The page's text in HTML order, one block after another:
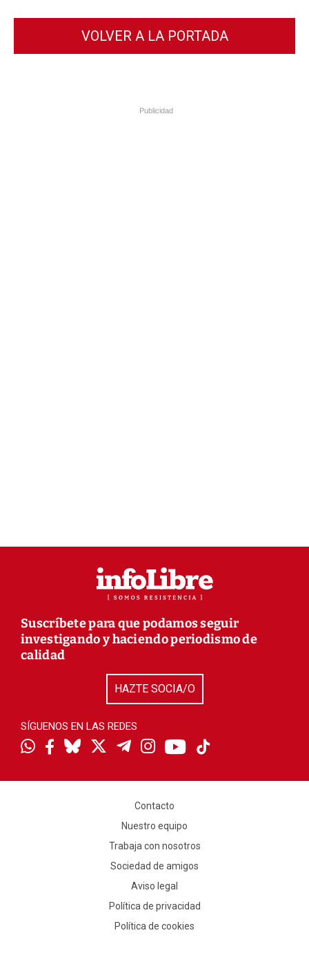
VOLVER A LA PORTADA
Publicidad
Suscríbete para que podamos seguir
investigando y haciendo periodismo de
calidad
HAZTE SOCIA/O
SÍGUENOS EN LAS REDES
Contacto
Nuestro equipo
Trabaja con nosotros
Sociedad de amigos
Aviso legal
Política de privacidad
Política de cookies